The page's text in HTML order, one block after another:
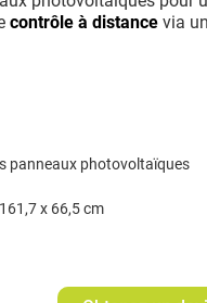
contrôle à distancevia
panneaux photovoltaïques
x 66,5 cm